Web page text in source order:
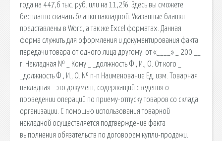
года на 447,6 тыс. руб. или на 11,2%. Здесь вы сможете
бесплатно скачать бланки накладной. Указанные бланки
представлены в Word, а так же Excel форматах. Данная
форма служить для оформления и документирования факта
передачи товара от одного лица другому. от «____» _ 200 __
г. Накладная № _ Кому _ _должность Ф., И., О. От кого _
_должность Ф., И., О. № п-п Наименование Ед. изм. Товарная
накладная - это документ, содержащий сведения о
проведении операций по приему-отпуску товаров со склада
организации. С помощью использования товарной
накладной осуществляется подтверждение факта
выполнения обязательств по договорам купли-продажи.